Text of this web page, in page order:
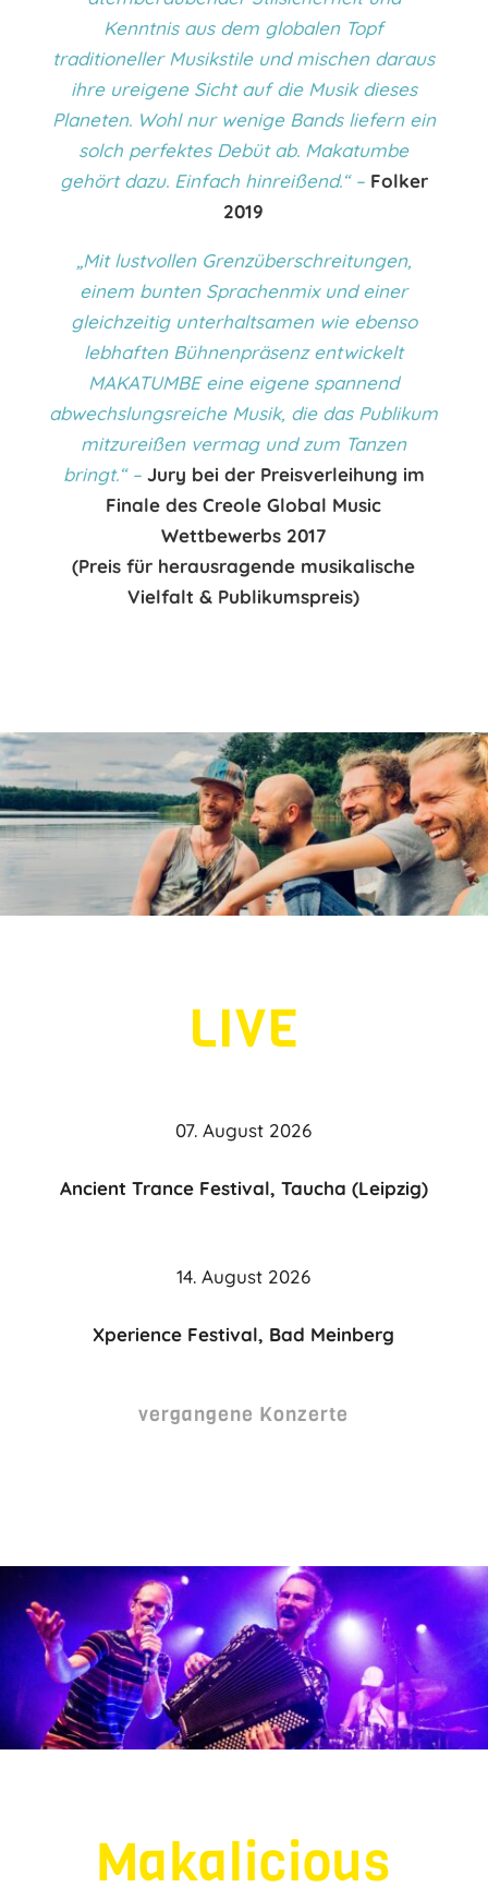
Kenntnis aus dem globalen Topf
traditioneller Musikstile und mischen daraus
ihre ureigene Sicht auf die Musik dieses
Planeten. Wohl nur wenige Bands liefern ein
solch perfektes Debüt ab. Makatumbe
gehört dazu. Einfach hinreißend.“ – Folker
2019
„Mit lustvollen Grenzüberschreitungen,
einem bunten Sprachenmix und einer
gleichzeitig unterhaltsamen wie ebenso
lebhaften Bühnenpräsenz entwickelt
MAKATUMBE eine eigene spannend
abwechslungsreiche Musik, die das Publikum
mitzureißen vermag und zum Tanzen
bringt.“ – Jury bei der Preisverleihung im
Finale des Creole Global Music
Wettbewerbs 2017
(Preis für herausragende musikalische
Vielfalt & Publikumspreis)
LIVE
07. August 2026
Ancient Trance Festival, Taucha (Leipzig)
14. August 2026
Xperience Festival, Bad Meinberg
vergangene Konzerte
Makalicious